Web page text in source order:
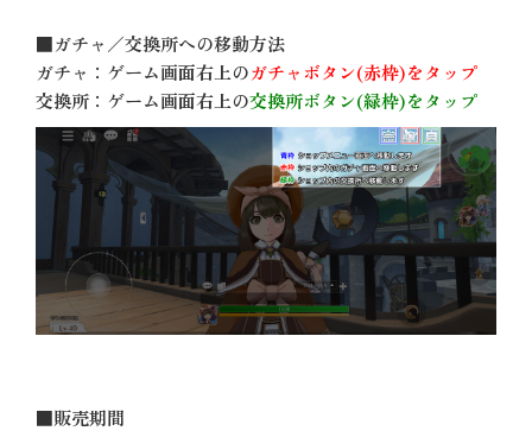
■ガチャ／交換所への移動方法
ガチャ：ゲーム画面右上のガチャボタン(赤枠)をタップ
交換所：ゲーム画面右上の交換所ボタン(緑枠)をタップ
■販売期間